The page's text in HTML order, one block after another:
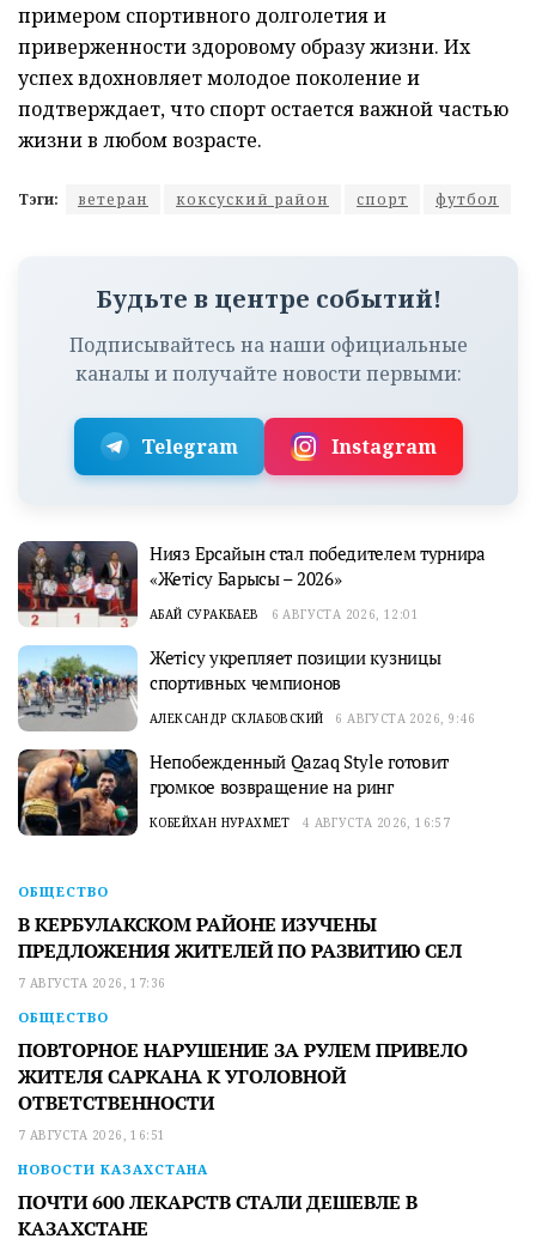
примером спортивного долголетия и
приверженности здоровому образу жизни. Их
успех вдохновляет молодое поколение и
подтверждает, что спорт остается важной частью
жизни в любом возрасте.
Тэги: ветеран коксуский район спорт футбол
Будьте в центре событий!
Подписывайтесь на наши официальные
каналы и получайте новости первыми:
Telegram Instagram
Нияз Ерсайын стал победителем турнира
«Жетісу Барысы – 2026»
АБАЙ СУРАКБАЕВ 6 АВГУСТА 2026, 12:01
Жетісу укрепляет позиции кузницы
спортивных чемпионов
АЛЕКСАНДР СКЛАБОВСКИЙ 6 АВГУСТА 2026, 9:46
Непобежденный Qazaq Style готовит
громкое возвращение на ринг
КОБЕЙХАН НУРАХМЕТ 4 АВГУСТА 2026, 16:57
ОБЩЕСТВО
В КЕРБУЛАКСКОМ РАЙОНЕ ИЗУЧЕНЫ
ПРЕДЛОЖЕНИЯ ЖИТЕЛЕЙ ПО РАЗВИТИЮ СЕЛ
7 АВГУСТА 2026, 17:36
ОБЩЕСТВО
ПОВТОРНОЕ НАРУШЕНИЕ ЗА РУЛЕМ ПРИВЕЛО
ЖИТЕЛЯ САРКАНА К УГОЛОВНОЙ
ОТВЕТСТВЕННОСТИ
7 АВГУСТА 2026, 16:51
НОВОСТИ КАЗАХСТАНА
ПОЧТИ 600 ЛЕКАРСТВ СТАЛИ ДЕШЕВЛЕ В
КАЗАХСТАНЕ